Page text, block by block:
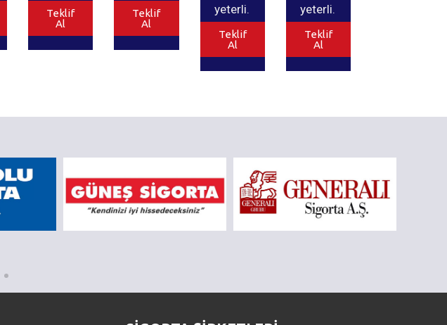
Teklif
Al
Teklif
Al
yeterli.
Teklif
Al
yeterli.
Teklif
Al